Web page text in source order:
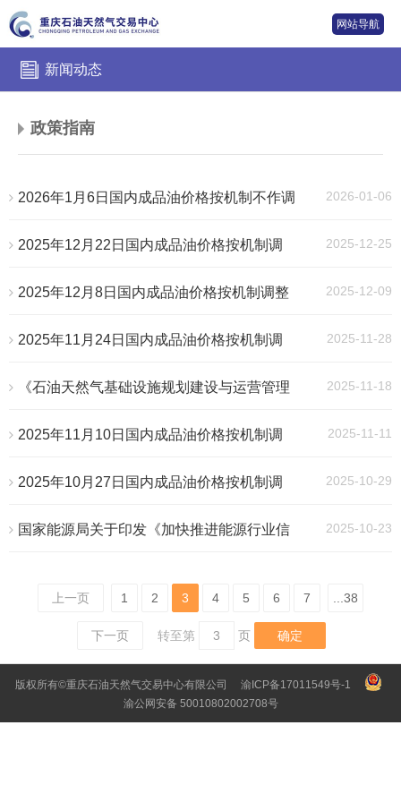
网站导航
新闻动态
政策指南
2026-01-06
2026年1月6日国内成品油价格按机制不作调
2025-12-25
2025年12月22日国内成品油价格按机制调
2025-12-09
2025年12月8日国内成品油价格按机制调整
2025-11-28
2025年11月24日国内成品油价格按机制调
2025-11-18
《石油天然气基础设施规划建设与运营管理
2025-11-11
2025年11月10日国内成品油价格按机制调
2025-10-29
2025年10月27日国内成品油价格按机制调
2025-10-23
国家能源局关于印发《加快推进能源行业信
上一页 1 2 3 4 5 6 7 ...38
下一页 转至第 确定
版权所有©重庆石油天然气交易中心有限公司
渝ICP备17011549号-1
渝公网安备 50010802002708号